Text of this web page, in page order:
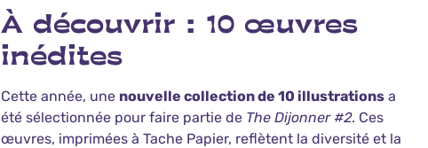
À découvrir : 10 œuvres
inédites
Cette année, une nouvelle collection de 10 illustrations a
été sélectionnée pour faire partie de The Dijonner #2. Ces
œuvres, imprimées à Tache Papier, reflètent la diversité et la